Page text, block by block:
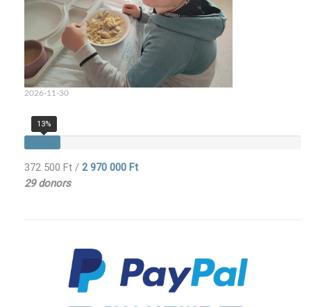
2026-11-30
13%
372 500 Ft / 2 970 000 Ft
29 donors